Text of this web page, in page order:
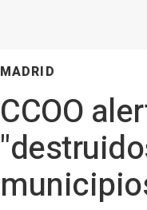
MADRID
CCOO